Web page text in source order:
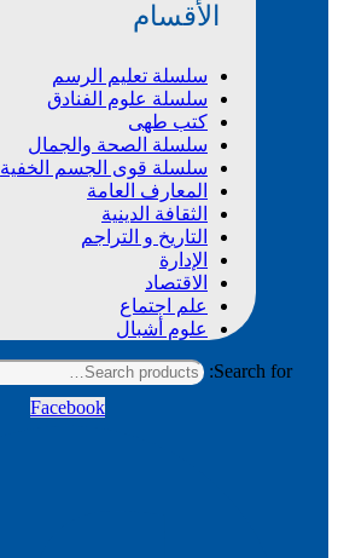
الأقسام
سلسلة تعليم الرسم
سلسلة علوم الفنادق
كتب طهى
سلسلة الصحة والجمال
سلسلة قوى الجسم الخفية
المعارف العامة
الثقافة الدينية
التاريخ و التراجم
الإدارة
الاقتصاد
علم اجتماع
علوم أشبال
Search for:
Facebook